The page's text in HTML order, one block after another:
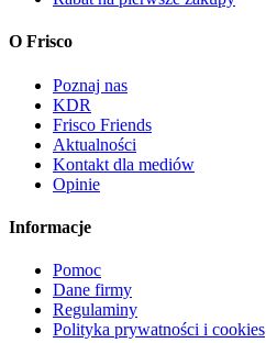
O Frisco
Poznaj nas
KDR
Frisco Friends
Aktualności
Kontakt dla mediów
Opinie
Informacje
Pomoc
Dane firmy
Regulaminy
Polityka prywatności i cookies